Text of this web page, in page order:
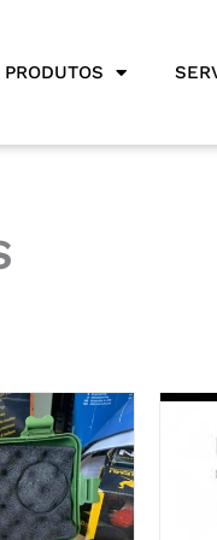
PRODUTOS